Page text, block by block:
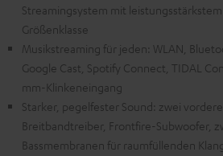
Streamingsystem mit
Größenklasse
Musikstreaming für jeden: WLAN,
Google Cast, Spotify Connect, TIDAL
mm-Klinkeneingang
Starker, pegelfester Sound: zwei
Breitbandtreiber, Frontfire-Subwoofer,
Bassmembranen für raumfüllenden